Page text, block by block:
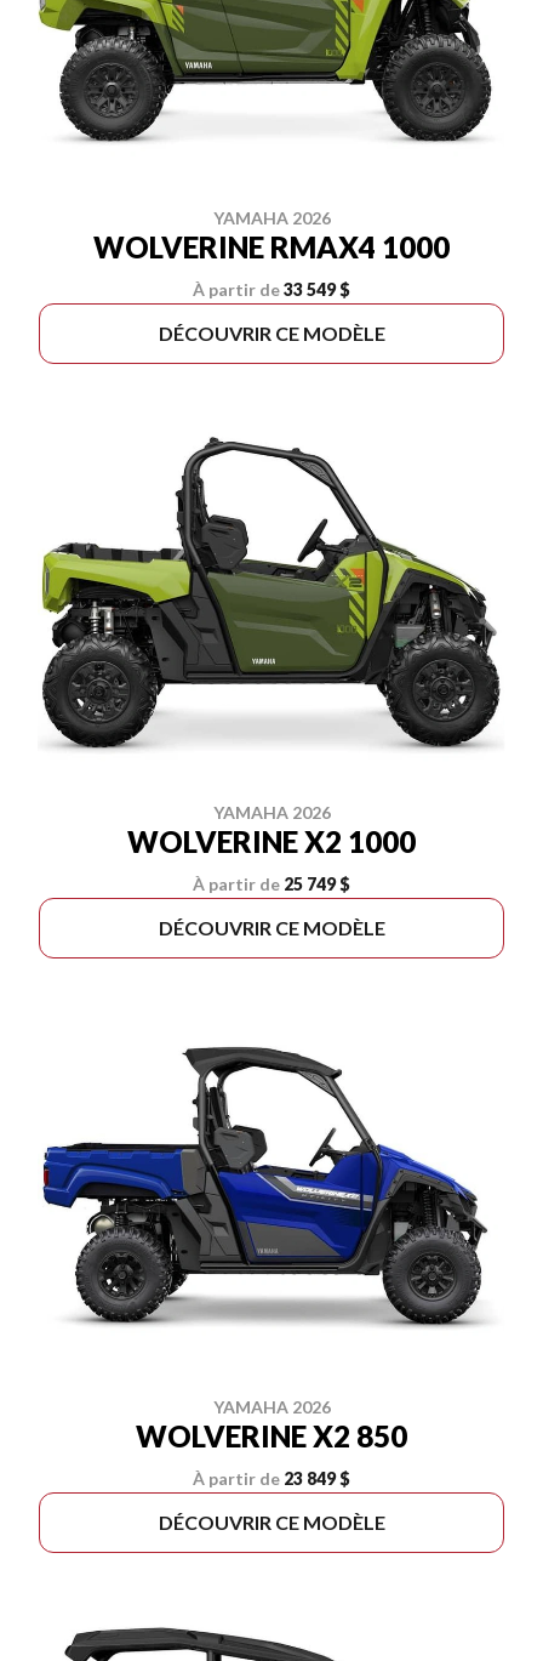
YAMAHA 2026
WOLVERINE RMAX4 1000
À partir de33 549 $
DÉCOUVRIR CE MODÈLE
YAMAHA 2026
WOLVERINE X2 1000
À partir de 25 749 $
DÉCOUVRIR CE MODÈLE
YAMAHA 2026
WOLVERINE X2 850
À partir de 23 849 $
DÉCOUVRIR CE MODÈLE